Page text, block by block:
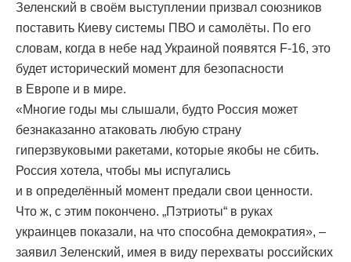
Зеленский в своём выступлении призвал союзников
поставить Киеву системы ПВО и самолёты. По его
словам, когда в небе над Украиной появятся F-16, это
будет исторический момент для безопасности
в Европе и в мире.
«Многие годы мы слышали, будто Россия может
безнаказанно атаковать любую страну
гиперзвуковыми ракетами, которые якобы не сбить.
Россия хотела, чтобы мы испугались
и в определённый момент предали свои ценности.
Что ж, с этим покончено. „Пэтриоты“ в руках
украинцев показали, на что способна демократия», –
заявил Зеленский, имея в виду перехваты российских